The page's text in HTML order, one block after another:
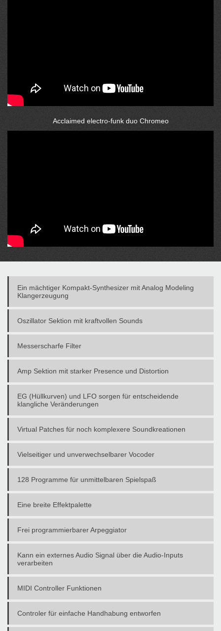
Acclaimed electro-funk duo Chromeo
Ein mächtiger Kompakt-Synthesizer mit Analog Modeling
Klangerzeugung
Oszillator Sektion mit kraftvollen Sounds
Messerscharfe Filter
Amp Sektion mit starker Presence und Distortion
EG (Hüllkurven) und LFO sorgen für entscheidende
klangliche Veränderungen
Virtual Patches für noch komplexere Soundkreationen
Vielseitiger und unverwechselbarer Vocoder
128 Programme für unmittelbaren Spielspaß
Eine breite Effektpalette
Frei programmierbarer Arpeggiator
Kann ein externes Audio Signal über die Audio-Inputs
verarbeiten
MIDI Controller Funktionen
Controler für einfache Handhabung entworfen